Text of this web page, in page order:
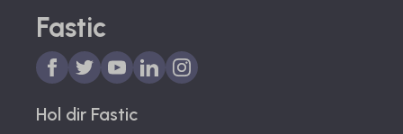
Fastic
Hol dir Fastic